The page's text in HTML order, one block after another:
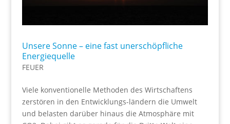
Unsere Sonne – eine fast unerschöpfliche
Energiequelle
FEUER
Viele konventionelle Methoden des Wirtschaftens
zerstören in den Entwicklungs-ländern die Umwelt
und belasten darüber hinaus die Atmosphäre mit